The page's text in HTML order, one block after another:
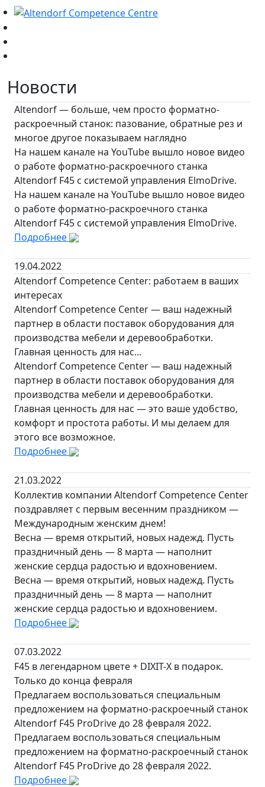
Новости
Altendorf — больше, чем просто форматно-
раскроечный станок: пазование, обратные рез и
многое другое показываем наглядно
На нашем канале на YouTube вышло новое видео
о работе форматно-раскроечного станка
Altendorf F45 с системой управления ElmoDrive.
На нашем канале на YouTube вышло новое видео
о работе форматно-раскроечного станка
Altendorf F45 с системой управления ElmoDrive.
Подробнее
19.04.2022
Altendorf Competence Center: работаем в ваших
интересах
Altendorf Competence Center — ваш надежный
партнер в области поставок оборудования для
производства мебели и деревообработки.
Главная ценность для нас...
Altendorf Competence Center — ваш надежный
партнер в области поставок оборудования для
производства мебели и деревообработки.
Главная ценность для нас — это ваше удобство,
комфорт и простота работы. И мы делаем для
этого все возможное.
Подробнее
21.03.2022
Коллектив компании Altendorf Competence Center
поздравляет с первым весенним праздником —
Международным женским днем!
Весна — время открытий, новых надежд. Пусть
праздничный день — 8 марта — наполнит
женские сердца радостью и вдохновением.
Весна — время открытий, новых надежд. Пусть
праздничный день — 8 марта — наполнит
женские сердца радостью и вдохновением.
Подробнее
07.03.2022
F45 в легендарном цвете + DIXIT-X в подарок.
Только до конца февраля
Предлагаем воспользоваться специальным
предложением на форматно-раскроечный станок
Altendorf F45 ProDrive до 28 февраля 2022.
Предлагаем воспользоваться специальным
предложением на форматно-раскроечный станок
Altendorf F45 ProDrive до 28 февраля 2022.
Подробнее